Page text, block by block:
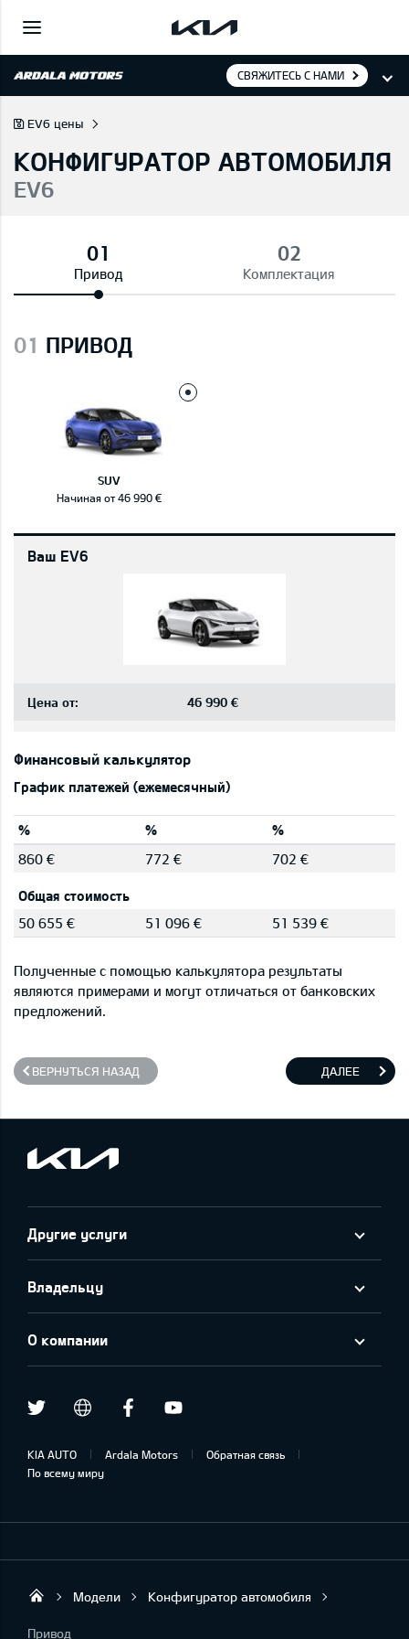
СВЯЖИТЕСЬ С НАМИ
EV6 цены
КОНФИГУРАТОР АВТОМОБИЛЯ
EV6
Привод Комплектация
01 ПРИВОД
SUV
Начиная от 46 990 €
Ваш EV6
Цена от: 46 990 €
Финансовый калькулятор
График платежей (ежемесячный)
% %
%
860 €
772 € 702 €
Общая стоимость
50 655 €
51 096 € 51 539 €
Полученные с помощью калькулятора результаты
являются примерами и могут отличаться от банковских
предложений.
ВЕРНУТЬСЯ НАЗАД ДАЛЕЕ
Другие услуги
Владельцу
О компании
Twitter draugiem.lvFacebook
KIA AUTO Ardala Motors
Обратная связь
По всему миру
Ardala SIA
Модели Конфигуратор автомобиля
Привод